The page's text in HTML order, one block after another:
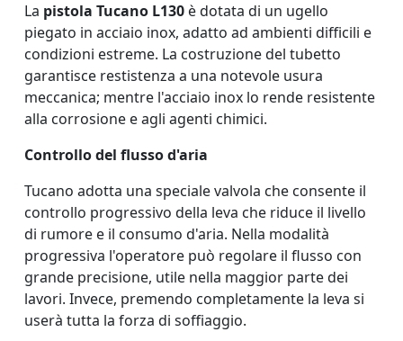
La pistola Tucano L130 è dotata di un ugello
piegato in acciaio inox, adatto ad ambienti difficili e
condizioni estreme. La costruzione del tubetto
garantisce restistenza a una notevole usura
meccanica; mentre l'acciaio inox lo rende resistente
alla corrosione e agli agenti chimici.
Controllo del flusso d'aria
Tucano adotta una speciale valvola che consente il
controllo progressivo della leva che riduce il livello
di rumore e il consumo d'aria. Nella modalità
progressiva l'operatore può regolare il flusso con
grande precisione, utile nella maggior parte dei
lavori. Invece, premendo completamente la leva si
userà tutta la forza di soffiaggio.